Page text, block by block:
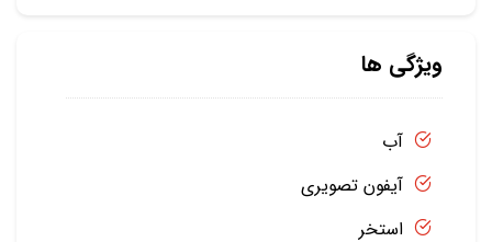
ویژگی ها
آب
آیفون تصویری
استخر